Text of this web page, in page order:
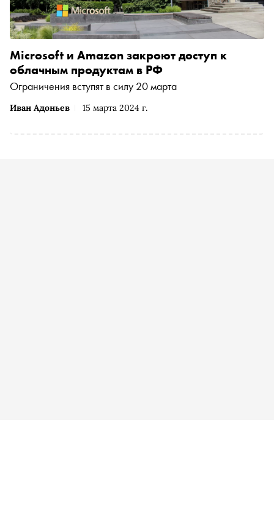
Иван Адоньев 15 марта 2024 г.
Microsoft и Amazon закроют доступ к
облачным продуктам в РФ
Ограничения вступят в силу 20 марта